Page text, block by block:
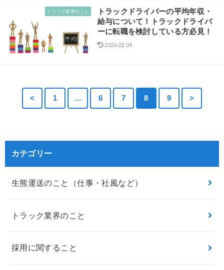
トラック業界のこと
トラックドライバーの平均年収・
給与について！トラックドライバ
ーに転職を検討している方必見！
2026.02.09
< 1 … 6 7 8 9 >
カテゴリー
生熊運送のこと（仕事・社風など）
トラック業界のこと
採用に関すること